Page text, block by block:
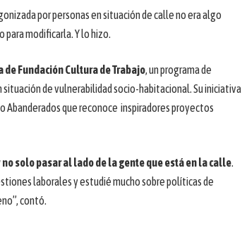
por personas en situación de calle no era algo
para modificarla. Y lo hizo.
Fundación Cultura de Trabajo, un programa de
de vulnerabilidad socio-habitacional. Su iniciativa
Abanderados que reconoce inspiradores proyectos
solo pasar al lado de la gente que está en la calle.
laborales y estudié mucho sobre políticas de
contó.